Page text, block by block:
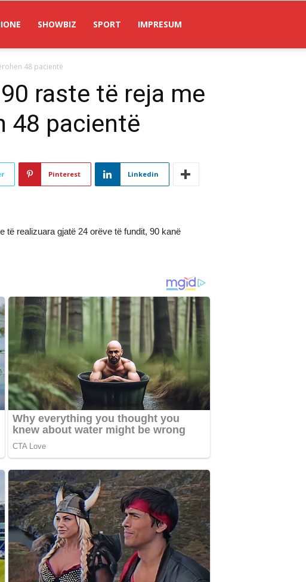
SHOWBIZ SPORT IMPRESUM
48 pacientë
raste të reja me
48 pacientë
Pinterest Linkedin
të realizuara gjatë 24 orëve të fundit, 90 kanë